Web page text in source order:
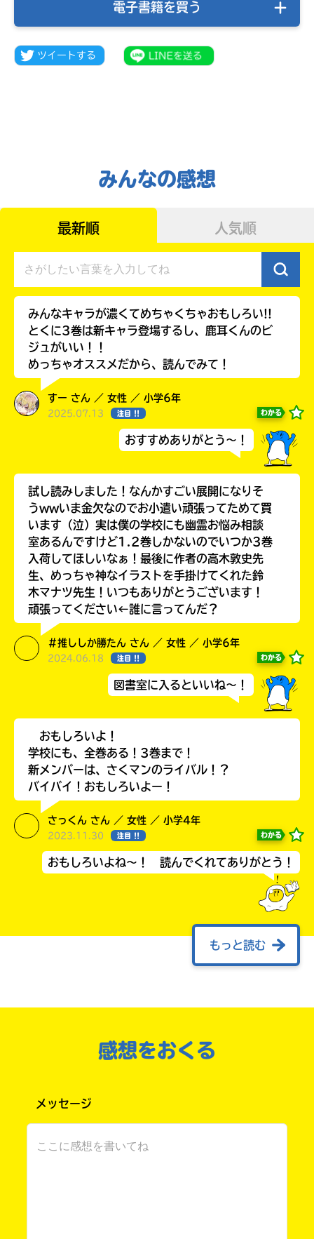
みんなの絵が
自分だけの
電子書籍を買う
みんなの感想
最新順 人気順
みんなキャラが濃くてめちゃくちゃおもしろい!!
とくに3巻は新キャラ登場するし、鹿耳くんのビ
ジュがいい！！
めっちゃオススメだから、読んでみて！
すー さん ／ 女性 ／ 小学6年
2025.07.13 注目 !! わかる
おすすめありがとう～！
試し読みしました！なんかすごい展開になりそ
うwwいま金欠なのでお小遣い頑張ってためて買
います（泣）実は僕の学校にも幽霊お悩み相談
室あるんですけど1.2巻しかないのでいつか3巻
入荷してほしいなぁ！最後に作者の高木敦史先
生、めっちゃ神なイラストを手掛けてくれた鈴
木マナツ先生！いつもありがとうございます！
頑張ってください←誰に言ってんだ？
＃推ししか勝たん さん ／ 女性 ／ 小学6年
2024.06.18 注目 !! わかる
図書室に入るといいね～！
おもしろいよ！
学校にも、全巻ある！3巻まで！
新メンバーは、さくマンのライバル！？
バイバイ！おもしろいよー！
さっくん さん ／ 女性 ／ 小学4年
2023.11.30 注目 !! わかる
おもしろいよね～！ 読んでくれてありがとう！
もっと読む
試し読みしました！なんかすごい展開になりそ
生、めっちゃ神なイラストを手掛けてくれた鈴
＃推ししか勝たん さん ／ 女性 ／ 小学6年
感想をおくる
メッセージ